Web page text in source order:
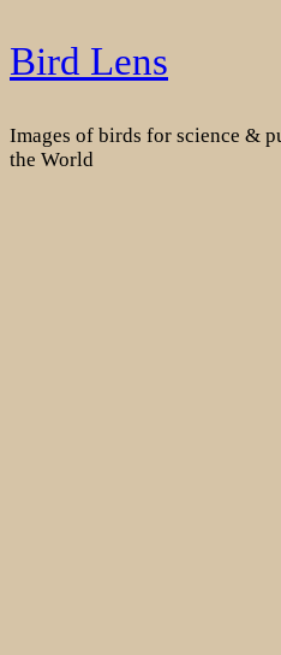
Skip
to
Bird Lens
Images of birds for science &
the World